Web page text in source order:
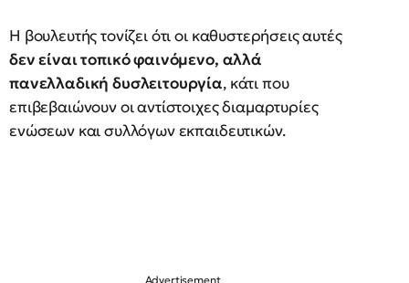
Η βουλευτής τονίζει ότι οι καθυστερήσεις αυτές
δεν είναι τοπικό φαινόμενο, αλλά
πανελλαδική δυσλειτουργία, κάτι που
επιβεβαιώνουν οι αντίστοιχες διαμαρτυρίες
ενώσεων και συλλόγων εκπαιδευτικών.